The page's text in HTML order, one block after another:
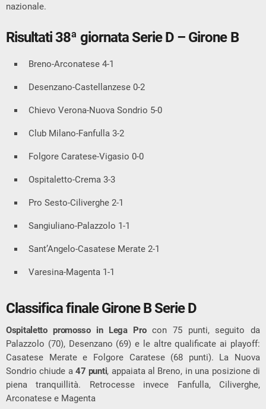
nazionale.
Risultati 38ª giornata Serie D – Girone B
Breno-Arconatese 4-1
Desenzano-Castellanzese 0-2
Chievo Verona-Nuova Sondrio 5-0
Club Milano-Fanfulla 3-2
Folgore Caratese-Vigasio 0-0
Ospitaletto-Crema 3-3
Pro Sesto-Ciliverghe 2-1
Sangiuliano-Palazzolo 1-1
Sant’Angelo-Casatese Merate 2-1
Varesina-Magenta 1-1
Classifica finale Girone B Serie D
Ospitaletto promosso in Lega Procon 75 punti, seguito da
Palazzolo (70), Desenzano (69) e le altre qualificate ai playoff:
Casatese Merate e Folgore Caratese (68 punti). La Nuova
Sondrio chiude a47 punti, appaiata al Breno, in una posizione di
piena tranquillità. Retrocesse invece Fanfulla, Ciliverghe,
Arconatese e Magenta